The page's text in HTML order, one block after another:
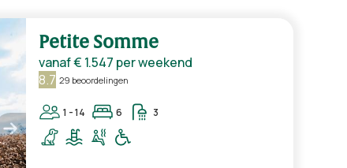
Petite Somme
vanaf€ 1.547 per weekend
8.7 29 beoordelingen
1 - 14 6 3